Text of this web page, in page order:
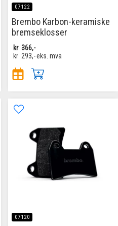
07122
Brembo Karbon-keramiske
bremseklosser
kr 366,-
kr 293,-eks. mva
07120